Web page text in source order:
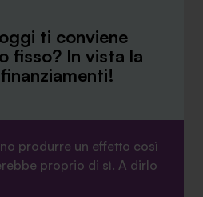
ti conviene
fisso? In vista la
produrre un effetto così
proprio di sì. A dirlo